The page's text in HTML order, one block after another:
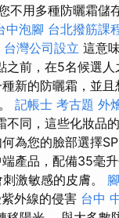
不用多種防曬霜儲
中泡腳 台北撥筋課
台灣公司設立 這意
前，在5名候選人
新的防曬霜，並
記帳士 考古題 外
同，這些化妝品
為您的臉部選擇
產品，配備35毫升
激敏感的皮膚。
外線的侵害 台中